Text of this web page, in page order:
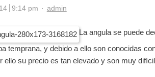
9:14 pm Author
admin
La angula se puede
temprana, y debido a ello son conocidas
ello su precio es tan elevado y son muy